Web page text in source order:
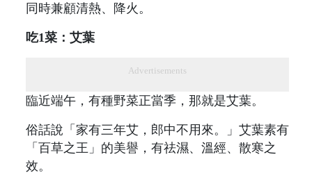
同時兼顧清熱、降火。
吃1菜：艾葉
Advertisements
臨近端午，有種野菜正當季，那就是艾葉。
俗話說「家有三年艾，郎中不用來。」艾葉素有
「百草之王」的美譽，有祛濕、溫經、散寒之
效。